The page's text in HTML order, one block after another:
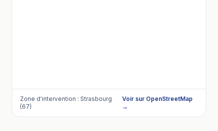
Zone d'intervention : Strasbourg
(67)
Voir sur OpenStreetMap
→